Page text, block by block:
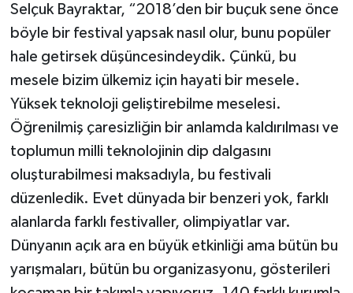
Selçuk Bayraktar, “2018’den bir buçuk sene önce
böyle bir festival yapsak nasıl olur, bunu popüler
hale getirsek düşüncesindeydik. Çünkü, bu
mesele bizim ülkemiz için hayati bir mesele.
Yüksek teknoloji geliştirebilme meselesi.
Öğrenilmiş çaresizliğin bir anlamda kaldırılması ve
toplumun milli teknolojinin dip dalgasını
oluşturabilmesi maksadıyla, bu festivali
düzenledik. Evet dünyada bir benzeri yok, farklı
alanlarda farklı festivaller, olimpiyatlar var.
Dünyanın açık ara en büyük etkinliği ama bütün bu
yarışmaları, bütün bu organizasyonu, gösterileri